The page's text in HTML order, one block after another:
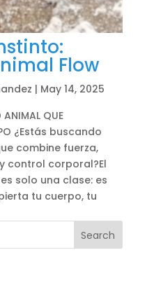
Flow
| May 14, 2025
ANIMAL QUE
¿Estás buscando
combine fuerza,
control corporal?El
solo una clase: es
tu cuerpo, tu
Search